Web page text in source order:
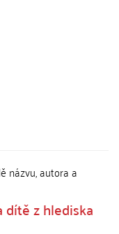
názvu, autora a
z hlediska